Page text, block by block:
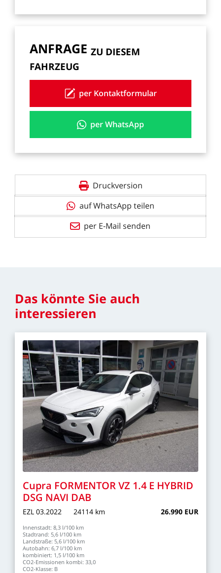
ANFRAGE ZU DIESEM
FAHRZEUG
per Kontaktformular
per WhatsApp
Druckversion
auf WhatsApp teilen
per E-Mail senden
Das könnte Sie auch
interessieren
Cupra FORMENTORVZ 1.4 E HYBRID
DSG NAVI DAB
EZL 03.2022 24114 km 26.990 EUR
Innenstadt: 8,3 l/100 km
Stadtrand: 5,6 l/100 km
Landstraße: 5,6 l/100 km
Autobahn: 6,7 l/100 km
kombiniert: 1,5 l/100 km
CO2-Emissionen kombi: 33,0
CO2-Klasse: B